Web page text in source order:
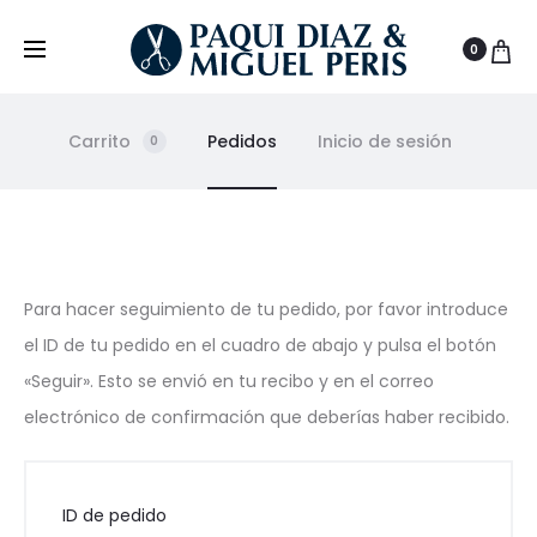
0
Carrito 0 Pedidos Inicio de sesión
O
r
d
Para hacer seguimiento de tu pedido, por favor introduce
el ID de tu pedido en el cuadro de abajo y pulsa el botón
«Seguir». Esto se envió en tu recibo y en el correo
electrónico de confirmación que deberías haber recibido.
ID de pedido